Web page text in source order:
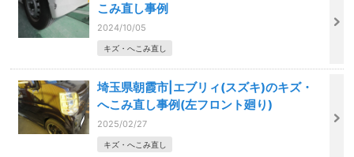
こみ直し事例
2024/10/05
キズ・へこみ直し
埼玉県朝霞市|エブリィ(スズキ)のキズ・
へこみ直し事例(左フロント廻り)
2025/02/27
キズ・へこみ直し